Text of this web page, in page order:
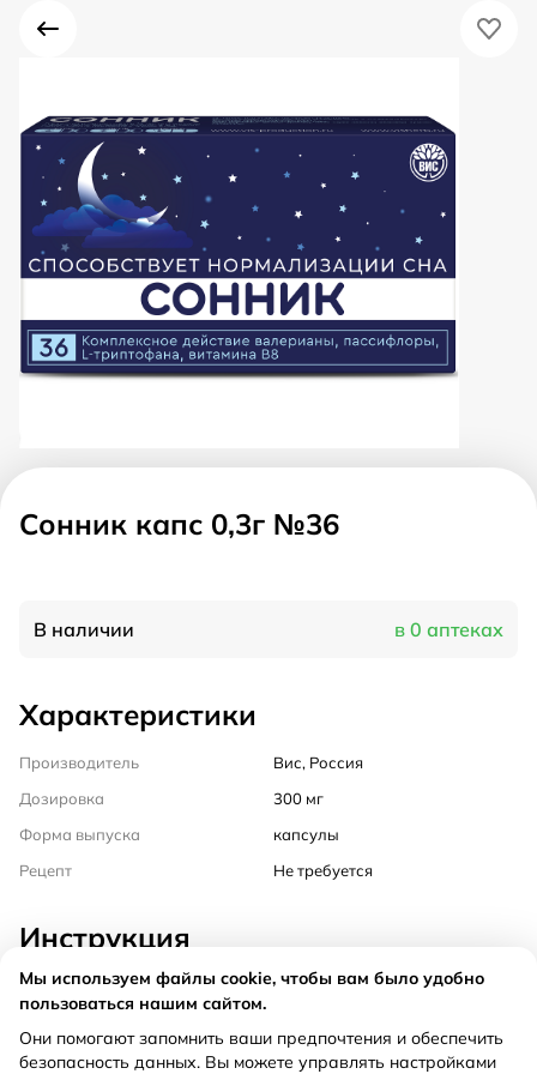
Сонник капс 0,3г №36
В наличии в 0 аптеках
Характеристики
Производитель
Вис, Россия
Дозировка
300 мг
Форма выпуска
капсулы
Рецепт
Не требуется
Инструкция
Состав
Способ применения
Мы используем файлы cookie, чтобы вам было удобно
пользоваться нашим сайтом.
Они помогают запомнить ваши предпочтения и обеспечить
безопасность данных. Вы можете управлять настройками